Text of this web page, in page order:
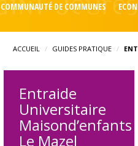
COMMUNAUTÉ DE COMMUNES
ACCUEIL GUIDES PRATIQUE
Entraide
Universitaire
Maisond’enfants
Le Mazel